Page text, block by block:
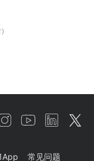
常见问题